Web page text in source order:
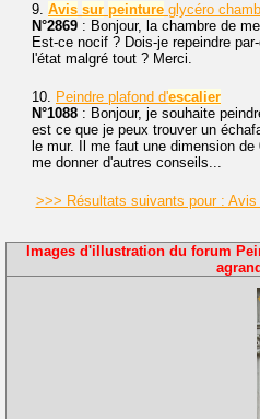
9. Avis sur peinture glycéro
N°2869 : Bonjour, la chambre de
Est-ce nocif ? Dois-je repeindre
l'état malgré tout ? Merci.
10. Peindre plafond d'escalier
N°1088 : Bonjour, je souhaite
est ce que je peux trouver un
le mur. Il me faut une dimension
me donner d'autres conseils...
>>> Résultats suivants pour :
Images d'illustration du forum